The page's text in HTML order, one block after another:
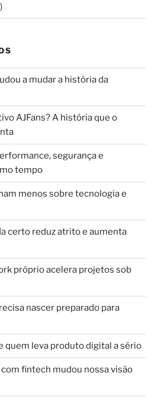
a mudar a história da
AJFans? A história que o
segurança e
tempo
menos sobre tecnologia e
certo reduz atrito e aumenta
próprio acelera projetos sob
nascer preparado para
quem leva produto digital a sério
fintech mudou nossa visão